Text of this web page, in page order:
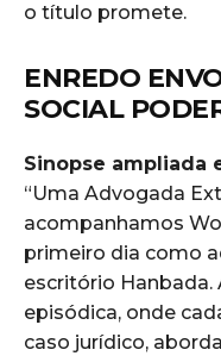
o título promete.
ENREDO
SOCIAL
Sinopse ampliada
“Uma Advogada
acompanhamos
primeiro dia como
escritório Hanbada.
episódica, onde
caso jurídico,